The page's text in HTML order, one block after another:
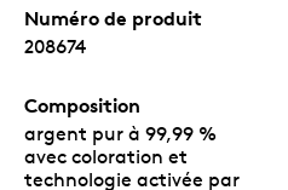
Numéro de produit
208674
Composition
argent pur à 99,99 %
avec coloration et
technologie activée par